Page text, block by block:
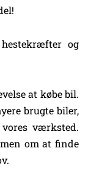
og
at købe bil.
brugte biler,
værksted.
om at finde